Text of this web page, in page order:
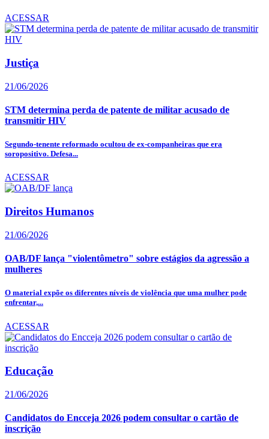
ACESSAR
Justiça
21/06/2026
STM determina perda de patente de militar acusado de
transmitir HIV
Segundo-tenente reformado ocultou de ex-companheiras que era
soropositivo. Defesa...
ACESSAR
Direitos Humanos
21/06/2026
OAB/DF lança "violentômetro" sobre estágios da agressão a
mulheres
O material expõe os diferentes níveis de violência que uma mulher pode
enfrentar,...
ACESSAR
Educação
21/06/2026
Candidatos do Encceja 2026 podem consultar o cartão de
inscrição